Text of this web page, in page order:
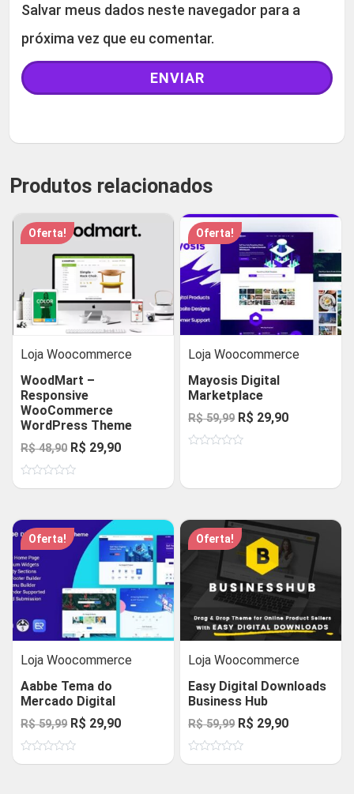
Salvar meus dados neste navegador para a
próxima vez que eu comentar.
Produtos relacionados
Oferta!
Loja Woocommerce
WoodMart –
Responsive
WooCommerce
WordPress Theme
R$48,90 O
preço
original
R$ 48,90.
R$ 29,90O
atual
R$ 29,90.
Oferta!
Loja Woocommerce
Mayosis Digital
Marketplace
R$59,99 O
preço
R$ 29,90O
5
Oferta!
Loja Woocommerce
Aabbe Tema do
Mercado Digital
R$59,99 O
preço
original
R$ 29,90O
atual
Oferta!
Loja Woocommerce
Easy Digital Downloads
Business Hub
R$59,99 O
preço
original
R$ 29,90O
atual